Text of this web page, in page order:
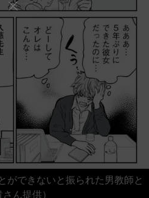
ができないと振られた男教師と
ん提供）